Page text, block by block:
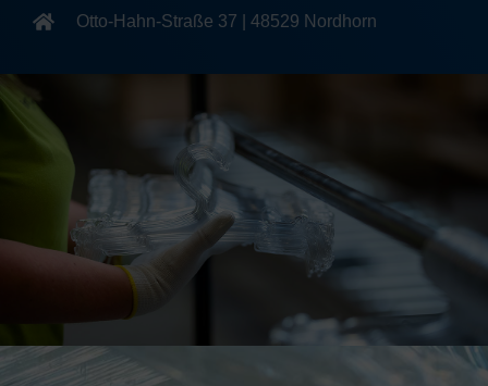
Otto-Hahn-Straße 37 | 48529 Nordhorn